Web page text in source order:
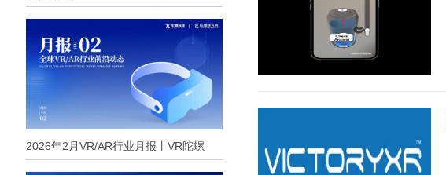
2026年2月VR/AR行业月报丨VR陀螺